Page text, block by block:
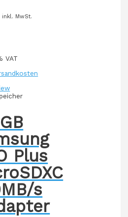
inkl. MwSt.
VAT
Plus
s